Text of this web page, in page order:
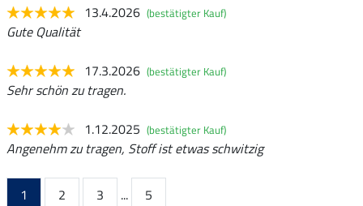
13.4.2026 (bestätigter Kauf)
Gute Qualität
17.3.2026 (bestätigter Kauf)
Sehr schön zu tragen.
1.12.2025 (bestätigter Kauf)
Angenehm zu tragen, Stoff ist etwas schwitzig
1 2 3 ...
5